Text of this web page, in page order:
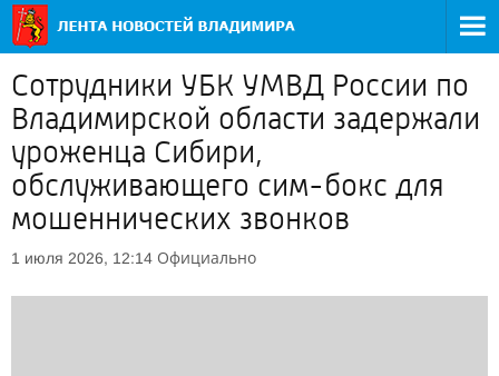
Сотрудники УБК УМВД России по
Владимирской области задержали
уроженца Сибири,
обслуживающего сим-бокс для
мошеннических звонков
1 июля 2026, 12:14 Официально